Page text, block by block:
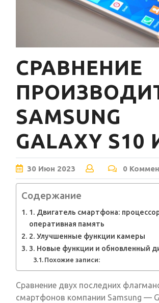
СРАВНЕНИЕ
SAMSUNG
GALAXY S10
30 Июн 2023 0
Содержание
1. Двигатель смартфона:
оперативная память
2. Улучшенные функции камеры
3. Новые функции и обновленный
Похожие записи:
Сравнение двух последних
смартфонов компании Samsung —